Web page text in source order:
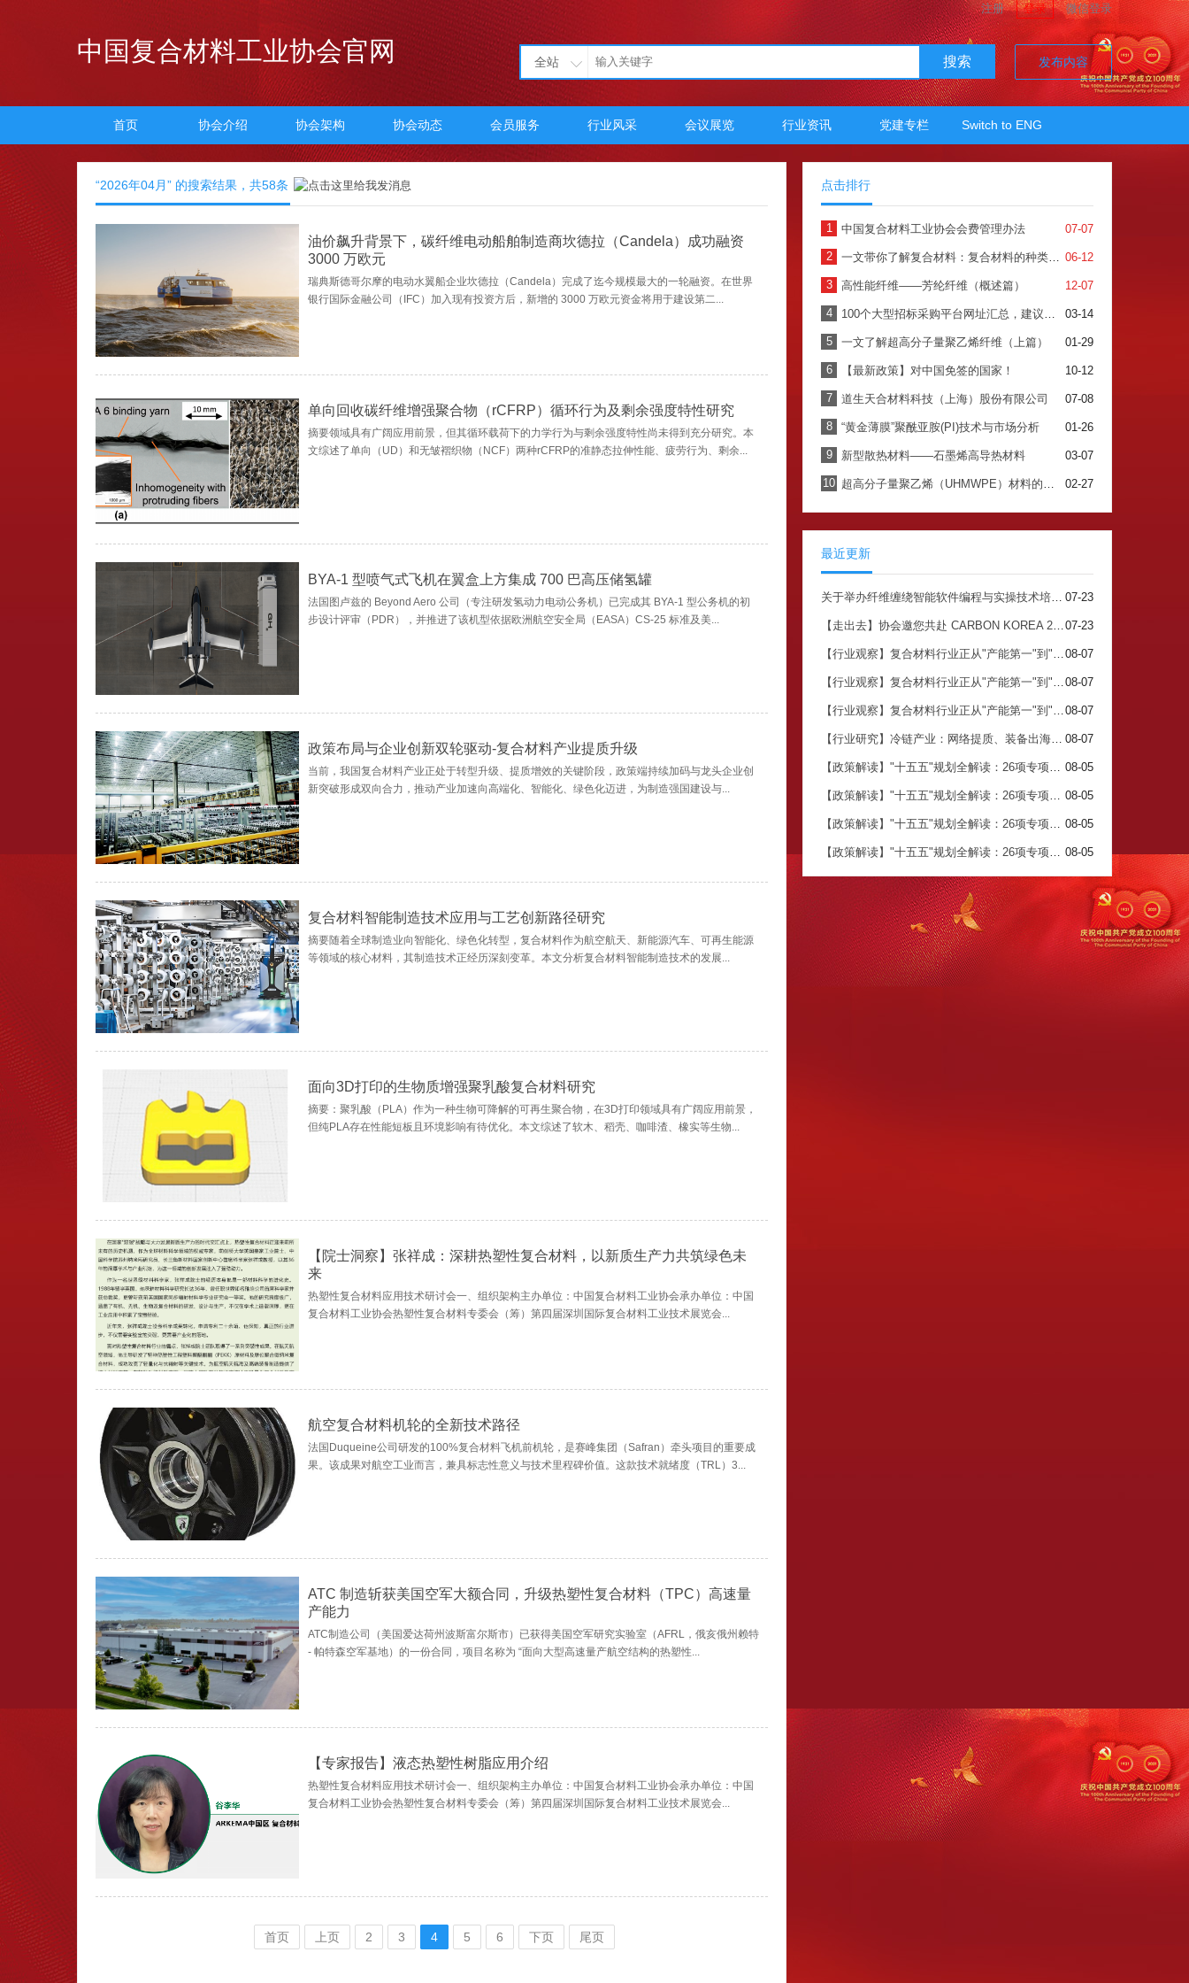
注册 登录 微信登录
中国复合材料工业协会官网 全站 搜索 发布内容
首页 协会介绍 协会架构 协会动态 会员服务 行业风采 会议展览 行业资讯 党建专栏 Switch to ENG
“2026年04月” 的搜索结果，共58条
油价飙升背景下，碳纤维电动船舶制造商坎德拉（Candela）成功融资
3000 万欧元
瑞典斯德哥尔摩的电动水翼船企业坎德拉（Candela）完成了迄今规模最大的一轮融资。在世界
银行国际金融公司（IFC）加入现有投资方后，新增的 3000 万欧元资金将用于建设第二...
单向回收碳纤维增强聚合物（rCFRP）循环行为及剩余强度特性研究
摘要领域具有广阔应用前景，但其循环载荷下的力学行为与剩余强度特性尚未得到充分研究。本
文综述了单向（UD）和无皱褶织物（NCF）两种rCFRP的准静态拉伸性能、疲劳行为、剩余...
BYA-1 型喷气式飞机在翼盒上方集成 700 巴高压储氢罐
法国图卢兹的 Beyond Aero 公司（专注研发氢动力电动公务机）已完成其 BYA-1 型公务机的初
步设计评审（PDR），并推进了该机型依据欧洲航空安全局（EASA）CS-25 标准及美...
政策布局与企业创新双轮驱动-复合材料产业提质升级
当前，我国复合材料产业正处于转型升级、提质增效的关键阶段，政策端持续加码与龙头企业创
新突破形成双向合力，推动产业加速向高端化、智能化、绿色化迈进，为制造强国建设与...
复合材料智能制造技术应用与工艺创新路径研究
摘要随着全球制造业向智能化、绿色化转型，复合材料作为航空航天、新能源汽车、可再生能源
等领域的核心材料，其制造技术正经历深刻变革。本文分析复合材料智能制造技术的发展...
面向3D打印的生物质增强聚乳酸复合材料研究
摘要：聚乳酸（PLA）作为一种生物可降解的可再生聚合物，在3D打印领域具有广阔应用前景，
但纯PLA存在性能短板且环境影响有待优化。本文综述了软木、稻壳、咖啡渣、橡实等生物...
【院士洞察】张祥成：深耕热塑性复合材料，以新质生产力共筑绿色未
来
热塑性复合材料应用技术研讨会一、组织架构主办单位：中国复合材料工业协会承办单位：中国
复合材料工业协会热塑性复合材料专委会（筹）第四届深圳国际复合材料工业技术展览会...
航空复合材料机轮的全新技术路径
法国Duqueine公司研发的100%复合材料飞机前机轮，是赛峰集团（Safran）牵头项目的重要成
果。该成果对航空工业而言，兼具标志性意义与技术里程碑价值。这款技术就绪度（TRL）3...
ATC 制造斩获美国空军大额合同，升级热塑性复合材料（TPC）高速量
产能力
ATC制造公司（美国爱达荷州波斯富尔斯市）已获得美国空军研究实验室（AFRL，俄亥俄州赖特
- 帕特森空军基地）的一份合同，项目名称为 “面向大型高速量产航空结构的热塑性...
【专家报告】液态热塑性树脂应用介绍
热塑性复合材料应用技术研讨会一、组织架构主办单位：中国复合材料工业协会承办单位：中国
复合材料工业协会热塑性复合材料专委会（筹）第四届深圳国际复合材料工业技术展览会...
首页 上页 2 3 4 5 6 下页 尾页
点击排行
1 07-07
中国复合材料工业协会会费管理办法
2 06-12
一文带你了解复合材料：复合材料的种类、加工及应用
3 12-07
高性能纤维——芳纶纤维（概述篇）
4 03-14
100个大型招标采购平台网址汇总，建议收藏！（上）
5 01-29
一文了解超高分子量聚乙烯纤维（上篇）
6 10-12
【最新政策】对中国免签的国家！
7 07-08
道生天合材料科技（上海）股份有限公司
8 01-26
“黄金薄膜”聚酰亚胺(PI)技术与市场分析
9 03-07
新型散热材料——石墨烯高导热材料
10 02-27
超高分子量聚乙烯（UHMWPE）材料的最新应用与未来展望
最近更新
07-23
关于举办纤维缠绕智能软件编程与实操技术培训班的通知
07-23
【走出去】协会邀您共赴 CARBON KOREA 2026 搭建中韩碳产业对接核心平台
08-07
【行业观察】复合材料行业正从"产能第一"到"价值第一"（三）
08-07
【行业观察】复合材料行业正从"产能第一"到"价值第一"（二）
08-07
【行业观察】复合材料行业正从"产能第一"到"价值第一"（一）
08-07
【行业研究】冷链产业：网络提质、装备出海、生物基材料落地，三线齐发
08-05
【政策解读】"十五五"规划全解读：26项专项规划背后的关注点与市场机会（四）
08-05
【政策解读】"十五五"规划全解读：26项专项规划背后的关注点与市场机会（三）
08-05
【政策解读】"十五五"规划全解读：26项专项规划背后的关注点与市场机会（二）
08-05
【政策解读】"十五五"规划全解读：26项专项规划背后的关注点与市场机会（一）